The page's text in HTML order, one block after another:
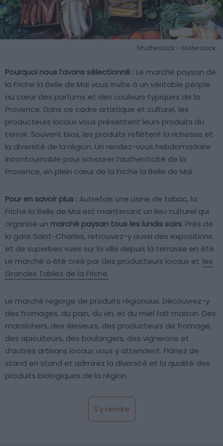
Shutterstock – Misterstock
Pourquoi nous l’avons sélectionné : Le marché paysan de
la Friche la Belle de Mai vous invite à un véritable périple
au cœur des parfums et des couleurs typiques de la
Provence. Dans ce cadre artistique et culturel, les
producteurs locaux vous présentent leurs produits du
terroir. Souvent bios, les produits reflètent la richesse et
la diversité de la région. Un rendez-vous hebdomadaire
incontournable pour savourer l’authenticité de la
Provence, en plein cœur de la Friche la Belle de Mai.
Pour en savoir plus : Autrefois une usine de tabac, la
Friche la Belle de Mai est maintenant un lieu culturel qui
organise un marché paysan tous les lundis soirs. Près de
la gare Saint-Charles, retrouvez-y aussi des expositions
et de superbes vues sur la ville depuis la terrasse en été.
Le marché a été créé par des producteurs locaux et les
Grandes Tables de la Friche.
Le marché regorge de produits régionaux. Découvrez-y
des fromages, du pain, du vin, et du miel fait maison. Des
maraîchers, des éleveurs, des producteurs de fromage,
des apiculteurs, des boulangers, des vignerons et
d’autres artisans locaux vous y attendent. Flânez de
stand en stand et admirez la diversité et la qualité des
produits biologiques de la région.
S'y rendre